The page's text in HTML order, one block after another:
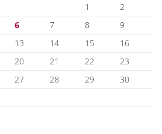
1
2
6 7 8
9
13 14 15
16
20 21 22
23
27 28 29
30